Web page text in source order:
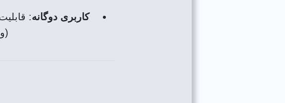
کاربری دوگانه: